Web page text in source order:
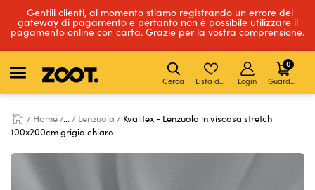
Gentili clienti, al momento stiamo registrando un errore del
gateway di pagamento e pertanto non è possibile utilizzare il
pagamento online con carta. Grazie per la vostra comprensione.
Cerca Lista dei desideri Login Guardare
0
Home ... Lenzuola
Kvalitex - Lenzuolo in viscosa stretch
100x200cm grigio chiaro